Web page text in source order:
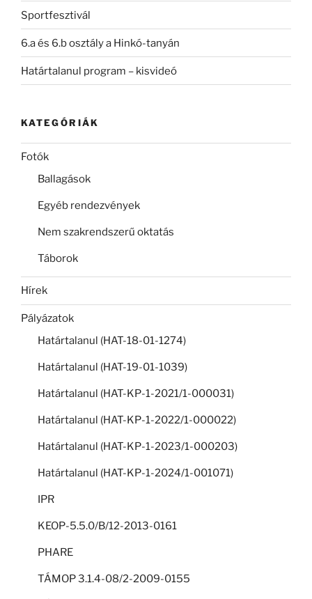
Sportfesztivál
6.a és 6.b osztály a Hinkó-tanyán
Határtalanul program – kisvideó
KATEGÓRIÁK
Fotók
Ballagások
Egyéb rendezvények
Nem szakrendszerű oktatás
Táborok
Hírek
Pályázatok
Határtalanul (HAT-18-01-1274)
Határtalanul (HAT-19-01-1039)
Határtalanul (HAT-KP-1-2021/1-000031)
Határtalanul (HAT-KP-1-2022/1-000022)
Határtalanul (HAT-KP-1-2023/1-000203)
Határtalanul (HAT-KP-1-2024/1-001071)
IPR
KEOP-5.5.0/B/12-2013-0161
PHARE
TÁMOP 3.1.4-08/2-2009-0155